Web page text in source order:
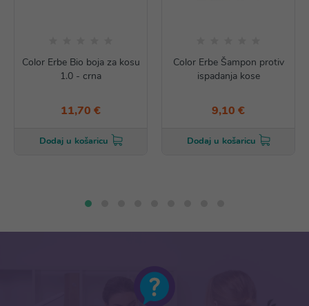
Color Erbe Bio boja za kosu
1.0 - crna
11,70 €
Dodaj u košaricu
Color Erbe Šampon protiv
ispadanja kose
9,10 €
Dodaj u košaricu